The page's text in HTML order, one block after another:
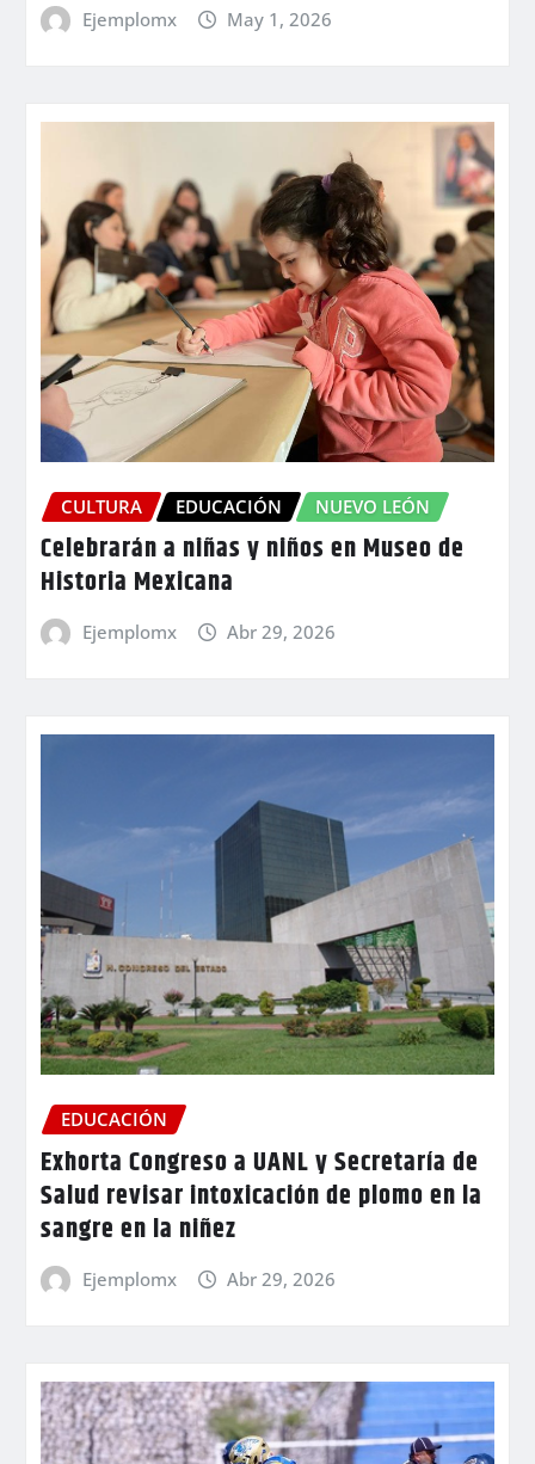
Ejemplomx May 1, 2026
CULTURA EDUCACIÓN NUEVO LEÓN
Celebrarán a niñas y niños en Museo de
Historia Mexicana
Ejemplomx Abr 29, 2026
EDUCACIÓN
Exhorta Congreso a UANL y Secretaría de
Salud revisar intoxicación de plomo en la
sangre en la niñez
Ejemplomx Abr 29, 2026